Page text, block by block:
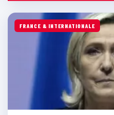
FRANCE & INTERNATIONALE